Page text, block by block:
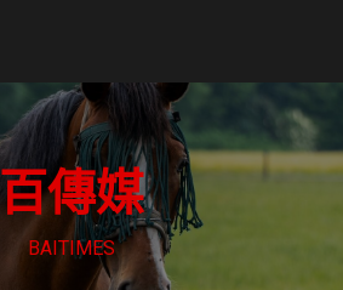
百傳媒
BAITIMES